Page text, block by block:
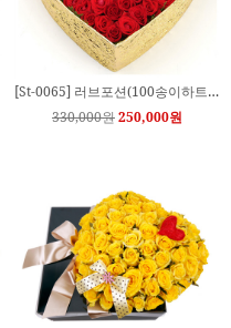
[Sd-0084] 축하3단화환
120,000원90,000원